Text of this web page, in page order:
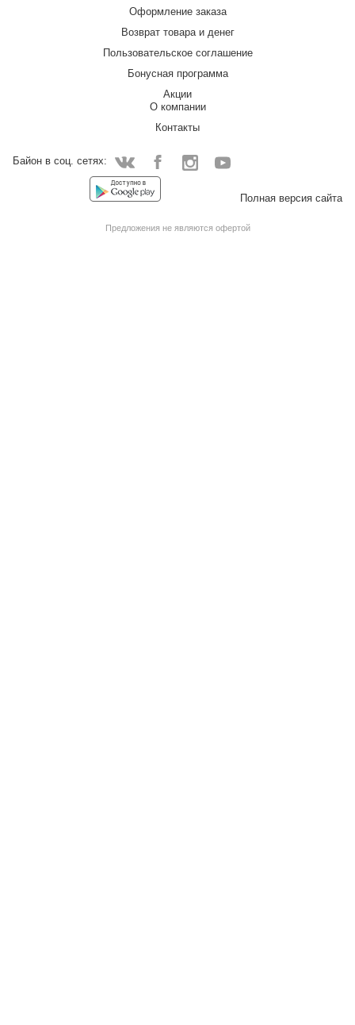
Оформление заказа
Возврат товара и денег
Пользовательское соглашение
Бонусная программа
Акции
О компании
Контакты
Байон в соц. сетях:
VkontakteFacebook
Полная версия сайта
Предложения не являются офертой